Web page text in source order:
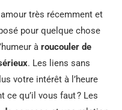
très récemment et
pour quelque chose
à roucouler de
. Les liens sans
votre intérêt à l’heure
ce qu’il vous faut ? Les